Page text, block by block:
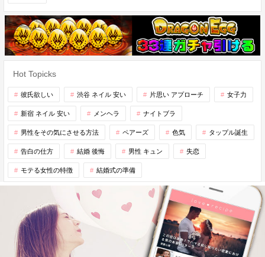
Hot Topicks
彼氏欲しい 渋谷 ネイル 安い 片思い アプローチ 女子力
新宿 ネイル 安い メンヘラ ナイトブラ
男性をその気にさせる方法 ペアーズ 色気 タップル誕生
告白の仕方 結婚 後悔 男性 キュン 失恋
モテる女性の特徴 結婚式の準備